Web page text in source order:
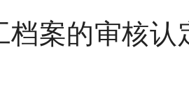
档案的审核